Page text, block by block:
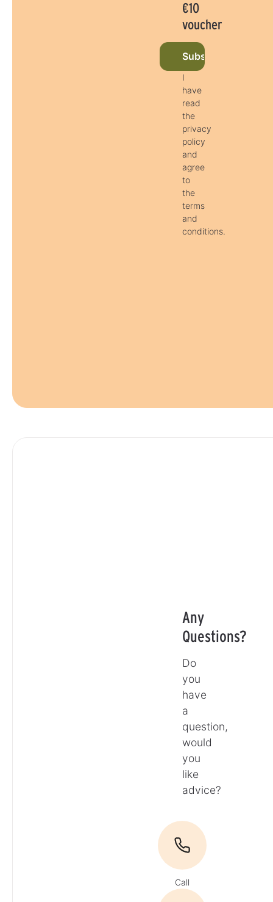
€10
voucher
Subscribe to
I
have
read
the
privacy
policy
and
agree
to
the
terms
and
conditions.
Any
Questions?
Do
you
have
a
question,
would
you
like
advice?
Call